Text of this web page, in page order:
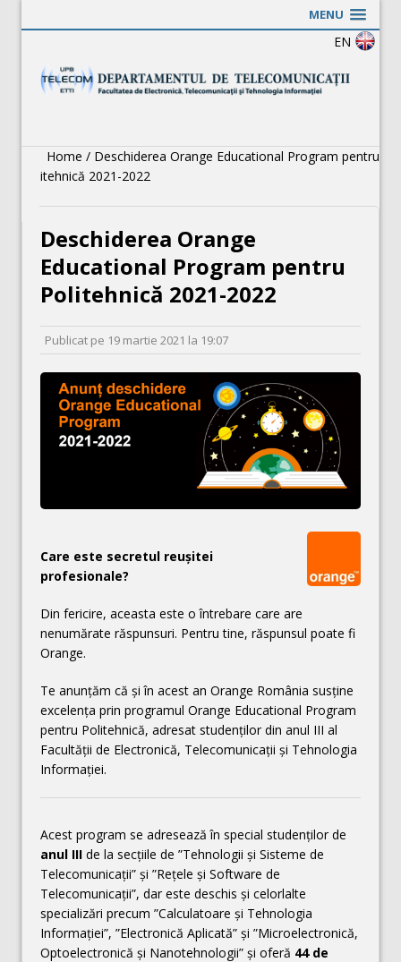
MENU
EN
Home / Deschiderea Orange Educational Program pentru
Politehnică 2021-2022
Deschiderea Orange
Educational Program pentru
Politehnică 2021-2022
Publicat pe 19 martie 2021 la 19:07
Care este secretul reuşitei
profesionale?
Din fericire, aceasta este o întrebare care are
nenumărate răspunsuri. Pentru tine, răspunsul poate fi
Orange.
Te anunțăm că și în acest an Orange România susține
excelența prin programul Orange Educational Program
pentru Politehnică, adresat studenților din anul III al
Facultății de Electronică, Telecomunicații și Tehnologia
Informației.
Acest program se adresează în special studenților de
anul III de la secțiile de ”Tehnologii și Sisteme de
Telecomunicații” și ”Rețele și Software de
Telecomunicații”, dar este deschis și celorlalte
specializări precum ”Calculatoare și Tehnologia
Informației”, ”Electronică Aplicată” și ”Microelectronică,
Optoelectronică și Nanotehnologii” și oferă 44 de